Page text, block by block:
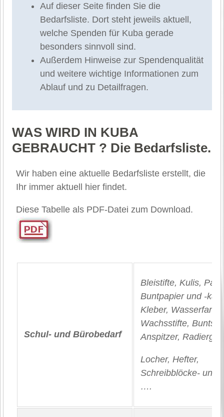
Auf dieser Seite finden Sie die
Bedarfsliste. Dort steht jeweils aktuell,
welche Spenden für Kuba gerade
besonders sinnvoll sind.
Außerdem Hinweise zur Spendenqualität
und weitere wichtige Informationen zum
Ablauf und zu Detailfragen.
WAS WIRD IN KUBA
GEBRAUCHT ? Die Bedarfsliste.
Wir haben eine aktuelle Bedarfsliste erstellt, die
Ihr immer aktuell hier findet.
Diese Tabelle als PDF-Datei zum Download.
Schul- und Bürobedarf
Bleistifte, Kulis,
Buntpapier und -
Kleber,
Wachsstifte,
Anspitzer,
Locher, Hefter,
Schreibblöcke- und
….